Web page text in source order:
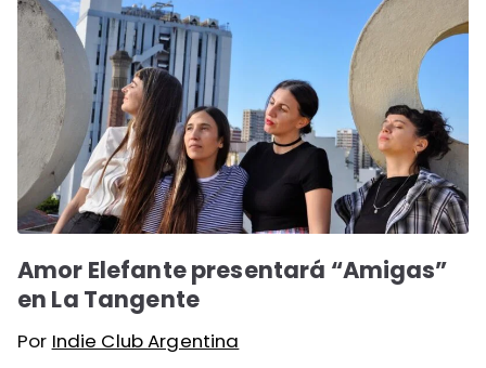
Amor Elefante presentará “Amigas”
en La Tangente
Por Indie Club Argentina